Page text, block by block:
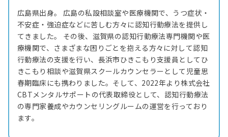
広島県出身。 広島の私設相談室や医療機関で、うつ症状・
不安症・強迫症などに苦しむ方々に認知行動療法を提供し
てきました。 その後、滋賀県の認知行動療法専門機関や医
療機関で、さまざまな困りごとを抱える方々に対して認知
行動療法の支援を行い、長浜市ひきこもり支援員としてひ
きこもり相談や滋賀県スクールカウンセラーとして児童思
春期臨床にも携わりました。そして、2022年より株式会社
CBTメンタルサポートの代表取締役として、認知行動療法
の専門家養成やカウンセリングルームの運営を行っており
ます。